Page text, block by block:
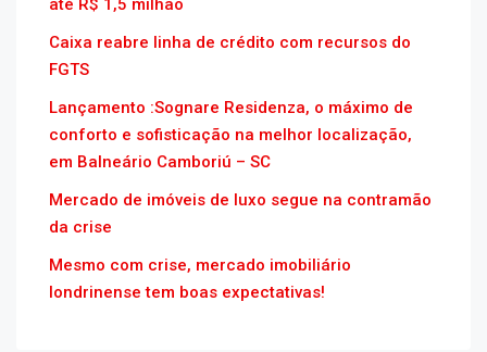
até R$ 1,5 milhão
Caixa reabre linha de crédito com recursos do
FGTS
Lançamento :Sognare Residenza, o máximo de
conforto e sofisticação na melhor localização,
em Balneário Camboriú – SC
Mercado de imóveis de luxo segue na contramão
da crise
Mesmo com crise, mercado imobiliário
londrinense tem boas expectativas!